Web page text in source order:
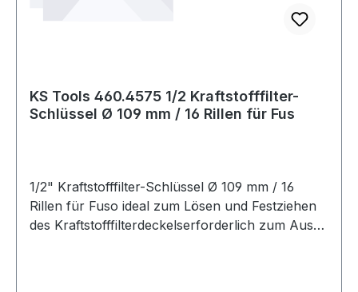
KS Tools 460.4575 1/2 Kraftstofffilter-
Schlüssel Ø 109 mm / 16 Rillen für Fus
1/2" Kraftstofffilter-Schlüssel Ø 109 mm / 16
Rillen für Fuso ideal zum Lösen und Festziehen
des Kraftstofffilterdeckelserforderlich zum Aus-